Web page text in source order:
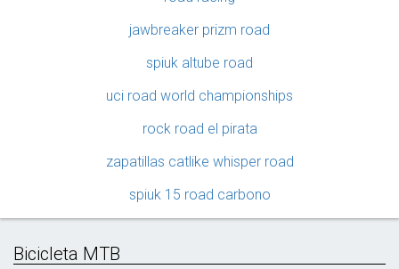
jawbreaker prizm road
spiuk altube road
uci road world championships
rock road el pirata
zapatillas catlike whisper road
spiuk 15 road carbono
Bicicleta MTB